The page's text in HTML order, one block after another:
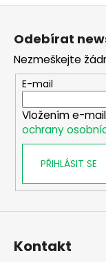
Z
Odebírat
Nezmeškejte
E-mail
Vložením e-
ochrany
PŘIHLÁSIT SE
Kontakt